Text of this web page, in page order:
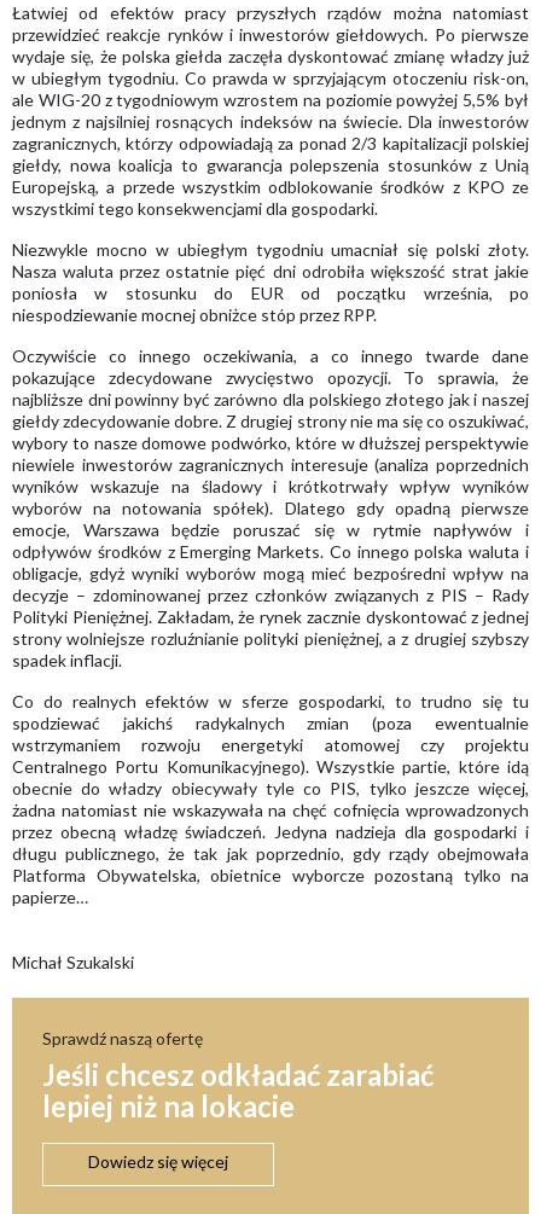
Łatwiej od efektów pracy przyszłych rządów można natomiast
przewidzieć reakcje rynków i inwestorów giełdowych. Po pierwsze
wydaje się, że polska giełda zaczęła dyskontować zmianę władzy już
w ubiegłym tygodniu. Co prawda w sprzyjającym otoczeniu risk-on,
ale WIG-20 z tygodniowym wzrostem na poziomie powyżej 5,5% był
jednym z najsilniej rosnących indeksów na świecie. Dla inwestorów
zagranicznych, którzy odpowiadają za ponad 2/3 kapitalizacji polskiej
giełdy, nowa koalicja to gwarancja polepszenia stosunków z Unią
Europejską, a przede wszystkim odblokowanie środków z KPO ze
wszystkimi tego konsekwencjami dla gospodarki.
Niezwykle mocno w ubiegłym tygodniu umacniał się polski złoty.
Nasza waluta przez ostatnie pięć dni odrobiła większość strat jakie
poniosła w stosunku do EUR od początku września, po
niespodziewanie mocnej obniżce stóp przez RPP.
Oczywiście co innego oczekiwania, a co innego twarde dane
pokazujące zdecydowane zwycięstwo opozycji. To sprawia, że
najbliższe dni powinny być zarówno dla polskiego złotego jak i naszej
giełdy zdecydowanie dobre. Z drugiej strony nie ma się co oszukiwać,
wybory to nasze domowe podwórko, które w dłuższej perspektywie
niewiele inwestorów zagranicznych interesuje (analiza poprzednich
wyników wskazuje na śladowy i krótkotrwały wpływ wyników
wyborów na notowania spółek). Dlatego gdy opadną pierwsze
emocje, Warszawa będzie poruszać się w rytmie napływów i
odpływów środków z Emerging Markets. Co innego polska waluta i
obligacje, gdyż wyniki wyborów mogą mieć bezpośredni wpływ na
decyzje – zdominowanej przez członków związanych z PIS – Rady
Polityki Pieniężnej. Zakładam, że rynek zacznie dyskontować z jednej
strony wolniejsze rozluźnianie polityki pieniężnej, a z drugiej szybszy
spadek inflacji.
Co do realnych efektów w sferze gospodarki, to trudno się tu
spodziewać jakichś radykalnych zmian (poza ewentualnie
wstrzymaniem rozwoju energetyki atomowej czy projektu
Centralnego Portu Komunikacyjnego). Wszystkie partie, które idą
obecnie do władzy obiecywały tyle co PIS, tylko jeszcze więcej,
żadna natomiast nie wskazywała na chęć cofnięcia wprowadzonych
przez obecną władzę świadczeń. Jedyna nadzieja dla gospodarki i
długu publicznego, że tak jak poprzednio, gdy rządy obejmowała
Platforma Obywatelska, obietnice wyborcze pozostaną tylko na
papierze…
Michał Szukalski
Sprawdź naszą ofertę
Jeśli chcesz odkładać zarabiać
lepiej niż na lokacie
Dowiedz się więcej